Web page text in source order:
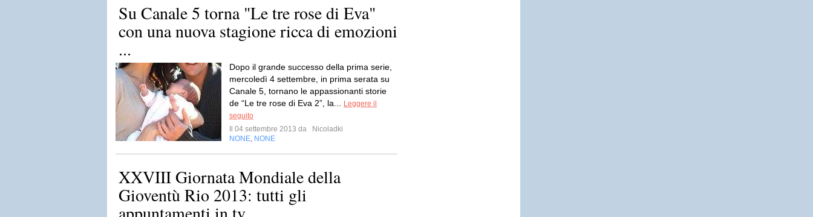
Su Canale 5 torna "Le tre rose di Eva"
con una nuova stagione ricca di emozioni
...
Dopo il grande successo della prima serie,
mercoledì 4 settembre, in prima serata su
Canale 5, tornano le appassionanti storie
de “Le tre rose di Eva 2”, la...
Leggere il
seguito
Il 04 settembre 2013 da
Nicoladki
NONE NONE
XXVIII Giornata Mondiale della
Gioventù Rio 2013: tutti gli